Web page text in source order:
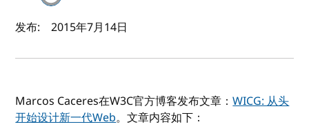
发布:
2015年7月14日
Marcos Caceres在W3C官方博客发布文章：WICG: 从头
开始设计新一代Web。文章内容如下：